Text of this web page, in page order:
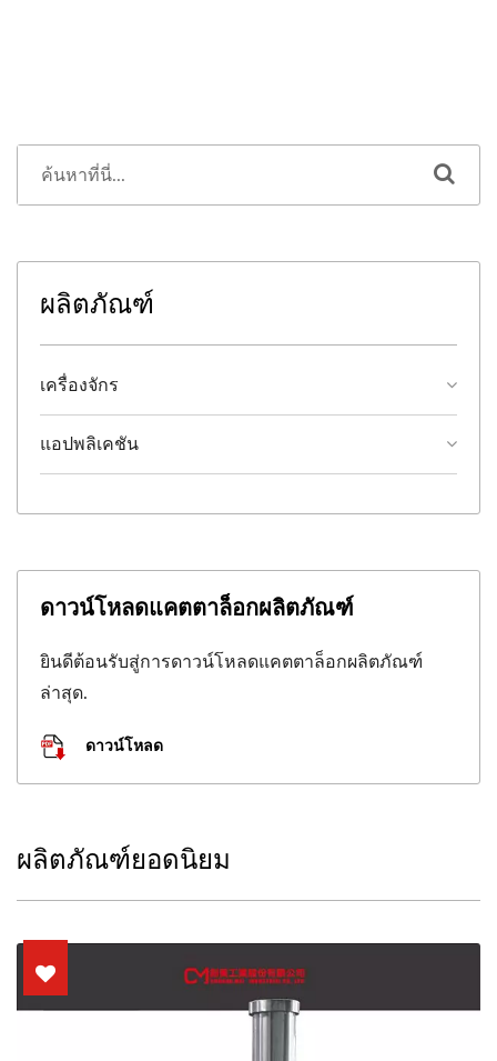
ผลิตภัณฑ์
เครื่องจักร
แอปพลิเคชัน
ดาวน์โหลดแคตตาล็อกผลิตภัณฑ์
ยินดีต้อนรับสู่การดาวน์โหลดแคตตาล็อกผลิตภัณฑ์
ล่าสุด.
ดาวน์โหลด
ผลิตภัณฑ์ยอดนิยม